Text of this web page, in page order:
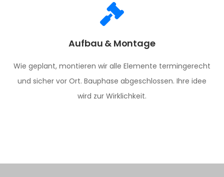
Aufbau & Montage
Wie geplant, montieren wir alle Elemente termingerecht
und sicher vor Ort. Bauphase abgeschlossen. Ihre idee
wird zur Wirklichkeit.